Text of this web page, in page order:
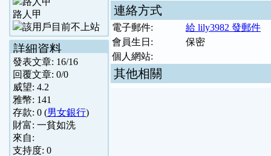
路人甲
詳細資料
發表文章: 16/16
回覆文章: 0/0
威望: 4.2
雅幣: 141
存款: 0 (男女銀行)
財富: 一貧如洗
來自:
支持度: 0
連絡方式
電子郵件:
給 lily3982 發郵件
會員生日:
保密
個人網站:
其他相關